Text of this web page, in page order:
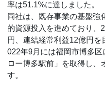
率は51.1%に達しました。
同社は、既存事業の基盤強
的資源投入を進めており、
円、連結経常利益12億円
022年9月には福岡市博多
ロー博多駅前」を取得し、
す。